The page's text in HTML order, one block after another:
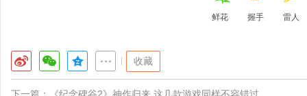
鲜花 握手 雷人
收藏